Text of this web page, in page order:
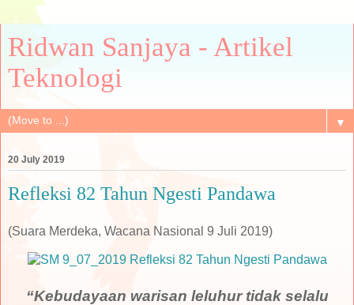
Ridwan Sanjaya - Artikel
Teknologi
▼
20 July 2019
Refleksi 82 Tahun Ngesti Pandawa
(Suara Merdeka, Wacana Nasional 9 Juli 2019)
“Kebudayaan warisan leluhur tidak selalu